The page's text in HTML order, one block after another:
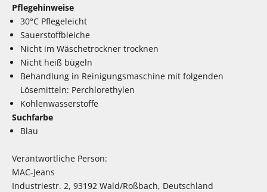
Pflegehinweise
30°C Pflegeleicht
Sauerstoffbleiche
Nicht im Wäschetrockner trocknen
Nicht heiß bügeln
Behandlung in Reinigungsmaschine mit folgenden
Lösemitteln: Perchlorethylen
Kohlenwasserstoffe
Suchfarbe
Blau
Verantwortliche Person:
MAC-Jeans
Industriestr. 2, 93192 Wald/Roßbach, Deutschland